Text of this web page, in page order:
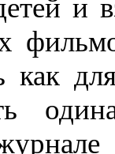
и
как